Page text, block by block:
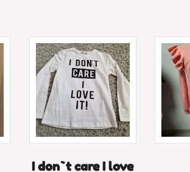
I don`t care I love